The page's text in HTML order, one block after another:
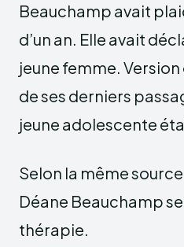
Beauchamp avait
d’un an. Elle avait
jeune femme.
de ses derniers
jeune adolescente
Selon la même
Déane Beauchamp
thérapie.